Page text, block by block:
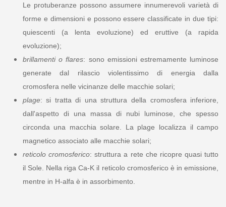
Le protuberanze possono assumere innumerevoli varietà di
forme e dimensioni e possono essere classificate in due tipi:
quiescenti (a lenta evoluzione) ed eruttive (a rapida
evoluzione);
brillamenti o flares: sono emissioni estremamente luminose
generate dal rilascio violentissimo di energia dalla
cromosfera nelle vicinanze delle macchie solari;
plage: si tratta di una struttura della cromosfera inferiore,
dall'aspetto di una massa di nubi luminose, che spesso
circonda una macchia solare. La plage localizza il campo
magnetico associato alle macchie solari;
reticolo cromosferico: struttura a rete che ricopre quasi tutto
il Sole. Nella riga Ca-K il reticolo cromosferico è in emissione,
mentre in H-alfa è in assorbimento.